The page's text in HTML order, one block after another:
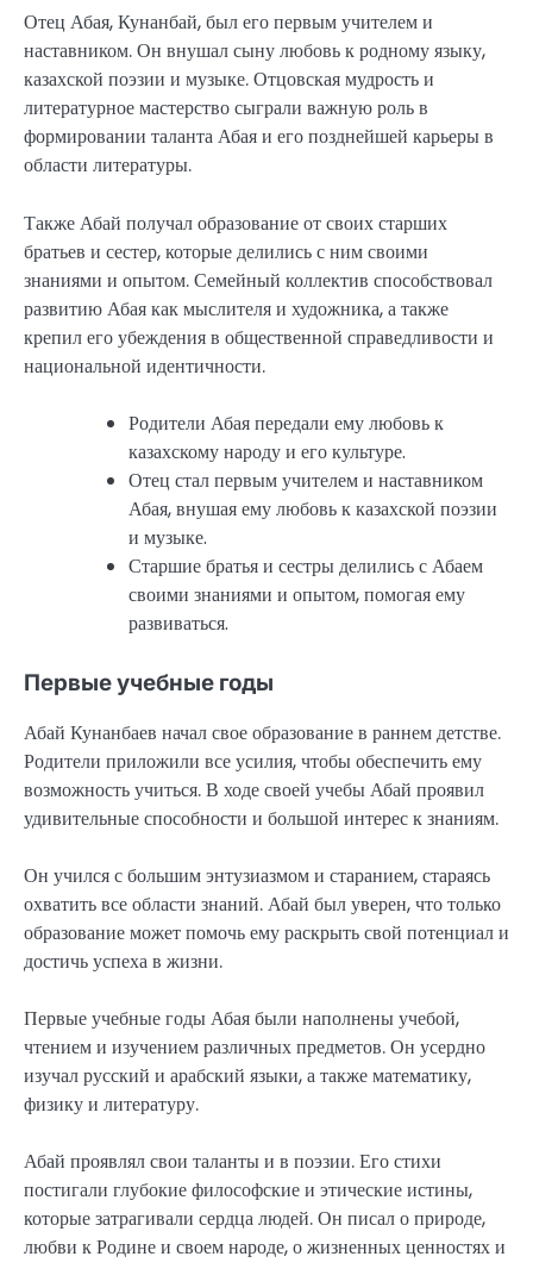
Отец Абая, Кунанбай, был его первым учителем и
наставником. Он внушал сыну любовь к родному языку,
казахской поэзии и музыке. Отцовская мудрость и
литературное мастерство сыграли важную роль в
формировании таланта Абая и его позднейшей карьеры в
области литературы.
Также Абай получал образование от своих старших
братьев и сестер, которые делились с ним своими
знаниями и опытом. Семейный коллектив способствовал
развитию Абая как мыслителя и художника, а также
крепил его убеждения в общественной справедливости и
национальной идентичности.
Родители Абая передали ему любовь к
казахскому народу и его культуре.
Отец стал первым учителем и наставником
Абая, внушая ему любовь к казахской поэзии
и музыке.
Старшие братья и сестры делились с Абаем
своими знаниями и опытом, помогая ему
развиваться.
Первые учебные годы
Абай Кунанбаев начал свое образование в раннем детстве.
Родители приложили все усилия, чтобы обеспечить ему
возможность учиться. В ходе своей учебы Абай проявил
удивительные способности и большой интерес к знаниям.
Он учился с большим энтузиазмом и старанием, стараясь
охватить все области знаний. Абай был уверен, что только
образование может помочь ему раскрыть свой потенциал и
достичь успеха в жизни.
Первые учебные годы Абая были наполнены учебой,
чтением и изучением различных предметов. Он усердно
изучал русский и арабский языки, а также математику,
физику и литературу.
Абай проявлял свои таланты и в поэзии. Его стихи
постигали глубокие философские и этические истины,
которые затрагивали сердца людей. Он писал о природе,
любви к Родине и своем народе, о жизненных ценностях и